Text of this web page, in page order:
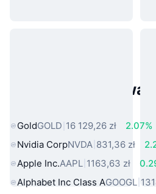
Popularne aktywa
GoldGOLD 16 129,26 zł
2.07%
Nvidia CorpNVDA 831,36 zł
Apple Inc.AAPL 1163,63 zł
Alphabet Inc Class AGOOGL